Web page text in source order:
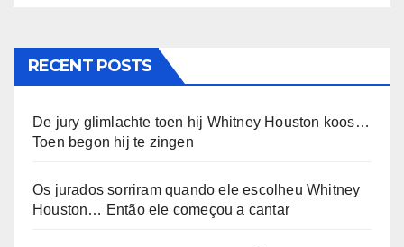
RECENT POSTS
De jury glimlachte toen hij Whitney Houston koos…
Toen begon hij te zingen
Os jurados sorriram quando ele escolheu Whitney
Houston… Então ele começou a cantar